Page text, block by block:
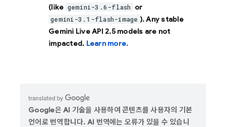
(like gemini-3.6-flash or
gemini-3.1-flash-image ). Any stable
Gemini Live API 2.5 models are not
impacted. Learn more.
Google은 AI 기술을 사용하여 콘텐츠를 사용자의 기본
언어로 번역합니다. AI 번역에는 오류가 있을 수 있습니